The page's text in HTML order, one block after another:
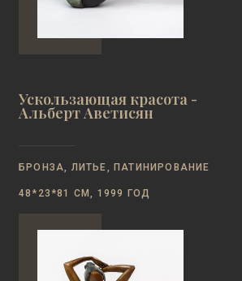
Ускользающая красота -
Альберт Аветисян
БРОНЗА, ЛИТЬЕ, ПАТИНИРОВАНИЕ
48*23*81 СМ, 1999 ГОД